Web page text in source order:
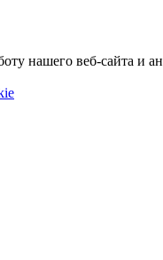
нашего веб-сайта и